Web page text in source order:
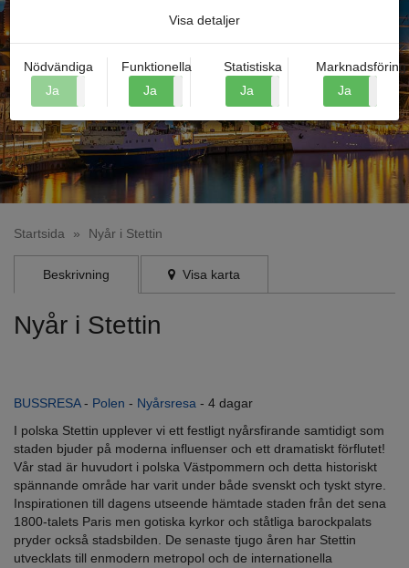
Startsida » Nyår i Stettin
Beskrivning Visa karta
Nyår i Stettin
BUSSRESA- Polen - Nyårsresa - 4 dagar
I polska Stettin upplever vi ett festligt nyårsfirande samtidigt som
staden bjuder på moderna influenser och ett dramatiskt förflutet!
Vår stad är huvudort i polska Västpommern och detta historiskt
spännande område har varit under både svenskt och tyskt styre.
Inspirationen till dagens utseende hämtade staden från det sena
1800-talets Paris men gotiska kyrkor och ståtliga barockpalats
pryder också stadsbilden. De senaste tjugo åren har Stettin
utvecklats till enmodern metropol och de internationella
Visa detaljer
Nödvändiga
Ja
Funktionella
Ja
Statistiska
Ja
Marknadsföring
Ja